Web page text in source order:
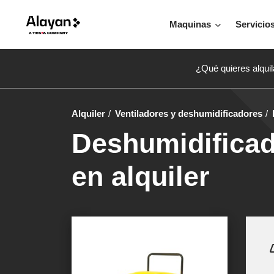
Maquinas
¿Qué quieres
Alquiler Ventiladores y deshumidificadores
en alquiler